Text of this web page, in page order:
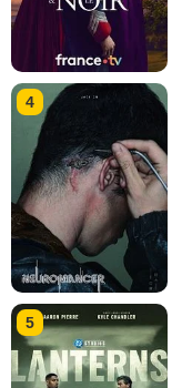
4
5